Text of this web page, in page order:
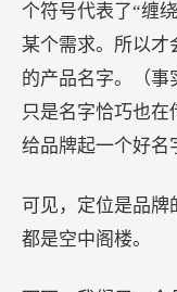
个符号代表了“缠
某个需求。所以才
的产品名字。（事
只是名字恰巧也
给品牌起一个好名
可见，定位是品
都是空中阁楼。